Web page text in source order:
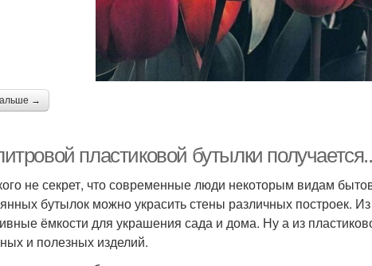
→
пластиковой бутылки
не секрет, что современные люди некоторым видам
бутылок можно украсить стены различных построек.
ёмкости для украшения сада и дома. Ну а из
и полезных изделий.